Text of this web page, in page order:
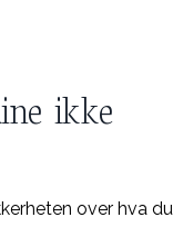
ikke
over hva